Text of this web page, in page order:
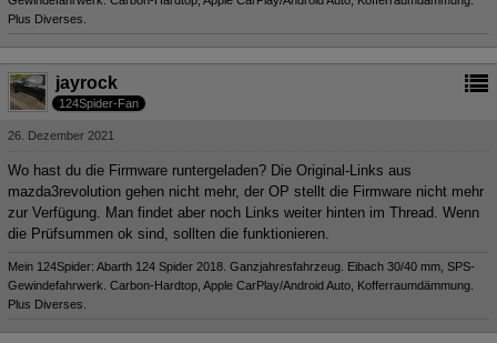
Plus Diverses.
jayrock
124Spider-Fan
26. Dezember 2021
Wo hast du die Firmware runtergeladen? Die Original-Links aus
mazda3revolution gehen nicht mehr, der OP stellt die Firmware nicht mehr
zur Verfügung. Man findet aber noch Links weiter hinten im Thread. Wenn
die Prüfsummen ok sind, sollten die funktionieren.
Mein 124Spider: Abarth 124 Spider 2018. Ganzjahresfahrzeug. Eibach 30/40 mm, SPS-
Gewindefahrwerk. Carbon-Hardtop, Apple CarPlay/Android Auto, Kofferraumdämmung.
Plus Diverses.